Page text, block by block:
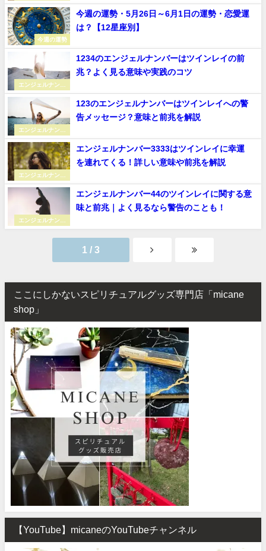
ー
今週の運勢
今週の運勢・5月26日～6月1日の運勢・恋愛運
は？【12星座別】
エンジェルナンバ
ー
1234のエンジェルナンバーはツインレイの前
兆？よく見る意味や実践のコツ
エンジェルナンバ
ー
123のエンジェルナンバーはツインレイへの警
告メッセージ？意味と前兆を解説
エンジェルナンバ
ー
エンジェルナンバー3333はツインレイに幸運
を連れてくる！詳しい意味や前兆を解説
エンジェルナンバ
ー
エンジェルナンバー44のツインレイに関する意
味と前兆｜よく見るなら警告のことも！
1 / 3
ここにしかないスピリチュアルグッズ専門店「micane
shop」
【YouTube】micaneのYouTubeチャンネル